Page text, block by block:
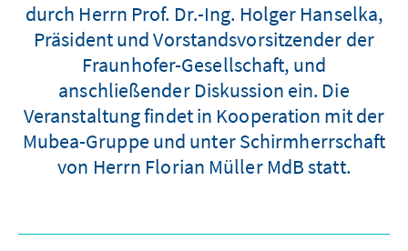
durch Herrn Prof. Dr.-Ing. Holger Hanselka,
Präsident und Vorstandsvorsitzender der
Fraunhofer-Gesellschaft, und
anschließender Diskussion ein. Die
Veranstaltung findet in Kooperation mit der
Mubea-Gruppe und unter Schirmherrschaft
von Herrn Florian Müller MdB statt.